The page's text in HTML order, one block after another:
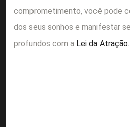
comprometimento, você pode
dos seus sonhos e manifestar
profundos com a Lei da Atração.